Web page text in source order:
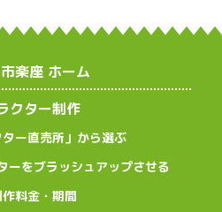
楽座 ホーム
クター制作
ター直売所」から選ぶ
ーをブラッシュアップさせる
料金・期間